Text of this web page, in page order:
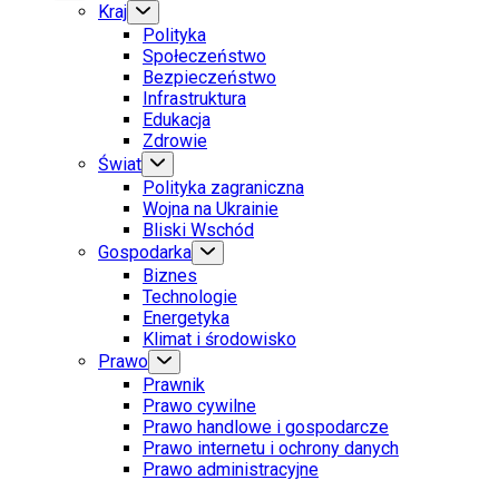
Kraj
Polityka
Społeczeństwo
Bezpieczeństwo
Infrastruktura
Edukacja
Zdrowie
Świat
Polityka zagraniczna
Wojna na Ukrainie
Bliski Wschód
Gospodarka
Biznes
Technologie
Energetyka
Klimat i środowisko
Prawo
Prawnik
Prawo cywilne
Prawo handlowe i gospodarcze
Prawo internetu i ochrony danych
Prawo administracyjne